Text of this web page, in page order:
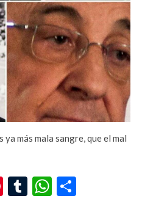
más mala sangre, que el mal
Pinterest
TumblrWhatsApp